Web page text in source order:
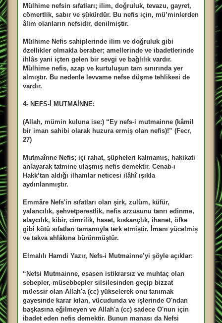
Mülhime nefsin sıfatları; ilim, doğruluk, tevazu, gayret,
cömertlik, sabır ve şükürdür. Bu nefis için, mü’minlerden
âlim olanların nefsidir, denilmiştir.
Mülhime Nefis sahiplerinde ilim ve doğruluk gibi
özellikler olmakla beraber; amellerinde ve ibadetlerinde
ihlâs yani içten gelen bir sevgi ve bağlılık vardır.
Mülhime nefis, azap ve kurtuluşun tam sınırında yer
almıştır. Bu nedenle levvame nefse düşme tehlikesi de
vardır.
4- NEFS-İ MUTMAİNNE:
(Allah, mümin kuluna ise:) “Ey nefs-i mutmainne (kâmil
bir iman sahibi olarak huzura ermiş olan nefis)!” (Fecr,
27)
Mutmaînne Nefis; içi rahat, şüpheleri kalmamış, hakikati
anlayarak tatmine ulaşmış nefis demektir. Cenab-ı
Hakk’tan aldığı ilhamlar neticesi ilâhî ışıkla
aydınlanmıştır.
Emmâre Nefs'in sıfatları olan şirk, zulüm, küfür,
yalancılık, şehvetperestlik, nefis arzusunu tanrı edinme,
alaycılık, kibir, cimrilik, haset, kıskançlık, ihanet, öfke
gibi kötü sıfatları tamamıyla terk etmiştir. İmanı yücelmiş
ve takva ahlâkına bürünmüştür.
Elmalılı Hamdi Yazır, Nefs-i Mutmainne’yi şöyle açıklar:
“Nefsi Mutmainne, esasen istikrarsız ve muhtaç olan
sebepler, müsebbepler silsilesinden geçip bizzat
müessir olan Allah'a (cc) yükselerek onu tanımak
gayesinde karar kılan, vücudunda ve işlerinde O'ndan
başkasına eğilmeyen ve Allah'a (cc) sadece O'nun için
ibadet eden nefis demektir. Bunun manası da Nefsi